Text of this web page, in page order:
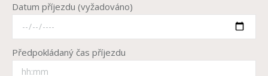
Datum příjezdu (vyžadováno)
Předpokládaný čas příjezdu